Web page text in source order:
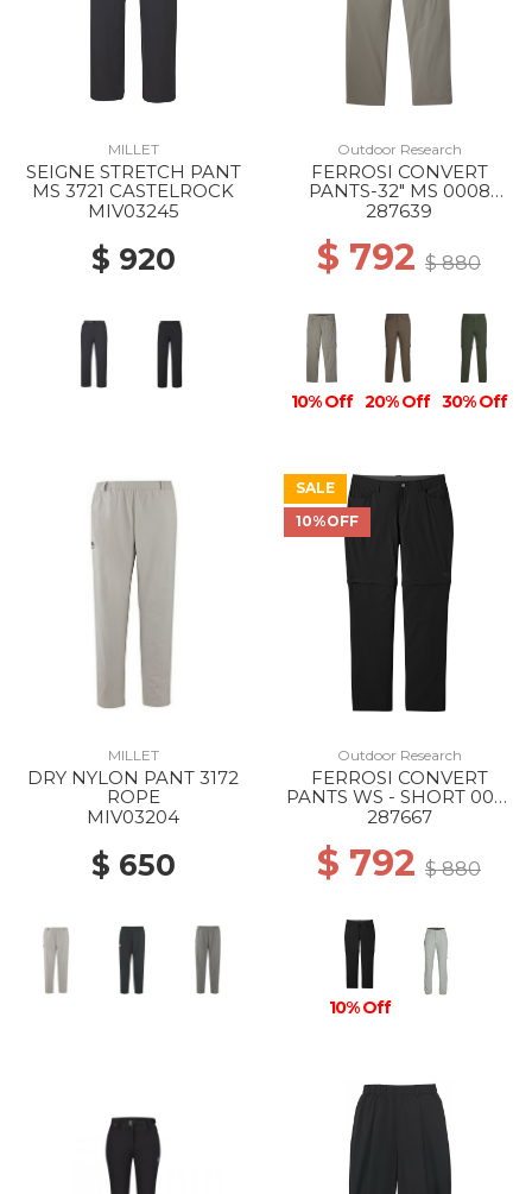
MILLET
SEIGNE STRETCH PANT
MS 3721 CASTELROCK
MIV03245
$ 920
Outdoor Research
FERROSI CONVERT
PANTS-32" MS 0008
PEWTER
287639
$ 792 $ 880
10% Off 20% Off 30% Off
MILLET
DRY NYLON PANT 3172
ROPE
MIV03204
$ 650
SALE
10%OFF
Outdoor Research
FERROSI CONVERT
PANTS WS - SHORT 0001
BLACK
287667
$ 792 $ 880
10% Off